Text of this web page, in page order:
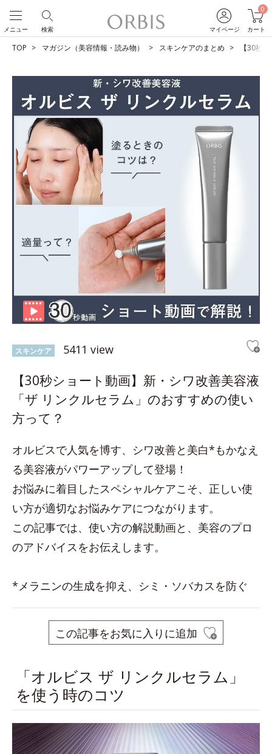
マイページ
0
カート
検索
メニュー
TOP マガジン（美容情報・読み物） スキンケアのまとめ 【30秒
スキンケア 5411 view
【30秒ショート動画】新・シワ改善美容液
「ザ リンクルセラム」のおすすめの使い
方って？
オルビスで人気を博す、シワ改善と美白*もかなえ
る美容液がパワーアップして登場！
お悩みに着目したスペシャルケアこそ、正しい使
い方が適切なお悩みケアにつながります。
この記事では、使い方の解説動画と、美容のプロ
のアドバイスをお伝えします。
*メラニンの生成を抑え、シミ・ソバカスを防ぐ
この記事をお気に入りに追加
「オルビス ザ リンクルセラム」
を使う時のコツ